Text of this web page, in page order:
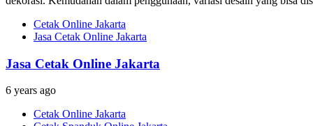
Cetak Online Jakarta
Jasa Cetak Online Jakarta
Jasa Cetak Online Jakarta
6 years ago
Cetak Online Jakarta